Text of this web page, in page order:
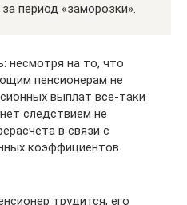
период «заморозки».
несмотря на то, что
пенсионерам не
выплат все-таки
следствием не
в связи с
коэффициентов
трудится, его